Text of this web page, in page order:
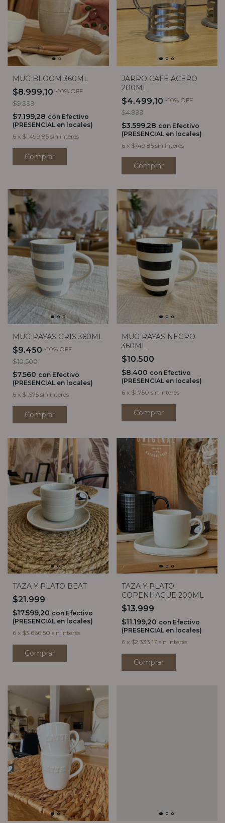
MUG BLOOM 360ML
$8.999,10 -10% OFF
$9.999
$7.199,28 con Efectivo
(PRESENCIAL en locales)
6 x $1.499,85 sin interés
JARRO CAFE ACERO
200ML
$4.499,10 -10% OFF
$4.999
$3.599,28 con Efectivo
(PRESENCIAL en locales)
6 x $749,85 sin interés
MUG RAYAS GRIS 360ML
$9.450 -10% OFF
$10.500
$7.560 con Efectivo
(PRESENCIAL en locales)
6 x $1.575 sin interés
MUG RAYAS NEGRO
360ML
$10.500
$8.400 con Efectivo
(PRESENCIAL en locales)
6 x $1.750 sin interés
TAZA Y PLATO BEAT
$21.999
$17.599,20 con Efectivo
(PRESENCIAL en locales)
6 x $3.666,50 sin interés
TAZA Y PLATO
COPENHAGUE 200ML
$13.999
$11.199,20 con Efectivo
(PRESENCIAL en locales)
6 x $2.333,17 sin interés